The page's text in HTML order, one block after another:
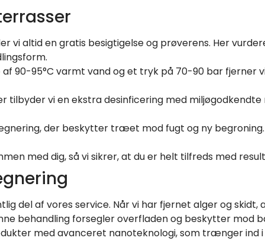
vi altid en gratis besigtigelse og prøverens. Her
90-95°C varmt vand og et tryk på 70-90 bar fjerner
tilbyder vi en ekstra desinficering med miljøgodkendte
der beskytter træet mod fugt og ny
med dig, så vi sikrer, at du er helt tilfreds med
del af vores service. Når vi har fjernet alger og skidt,
behandling forsegler overfladen og beskytter mod
med avanceret nanoteknologi, som trænger